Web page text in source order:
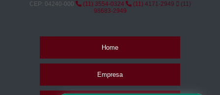
CEP: 04240-000
(11) 3554-0324 (11) 4171-2949
(11)
98683-2949
Home
Empresa